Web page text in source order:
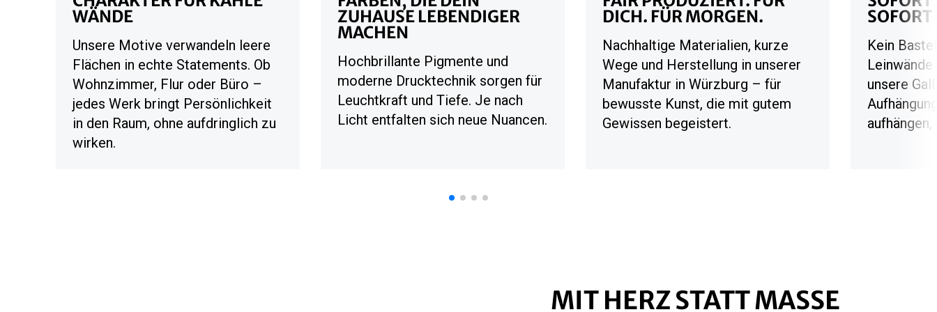
WÄNDE
Unsere Motive verwandeln leere
Flächen in echte Statements. Ob
Wohnzimmer, Flur oder Büro –
jedes Werk bringt Persönlichkeit
in den Raum, ohne aufdringlich zu
wirken.
ZUHAUSE LEBENDIGER
MACHEN
Hochbrillante Pigmente und
moderne Drucktechnik sorgen für
Leuchtkraft und Tiefe. Je nach
Licht entfalten sich neue Nuancen.
DICH. FÜR MORGEN.
Nachhaltige Materialien, kurze
Wege und Herstellung in unserer
Manufaktur in Würzburg – für
bewusste Kunst, die mit gutem
Gewissen begeistert.
Kein
unsere
MIT HERZ STATT MASSE